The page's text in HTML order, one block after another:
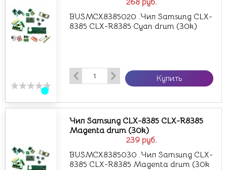
268 руб.
BUSMCX8385020 .Чип Samsung CLX-
8385 CLX-R8385 Cyan drum (30k)
Купить
239 руб.
Чип Samsung CLX-8385 CLX-R8385
Magenta drum (30k)
BUSMCX8385030 .Чип Samsung CLX-
8385 CLX-R8385 Magenta drum (30k